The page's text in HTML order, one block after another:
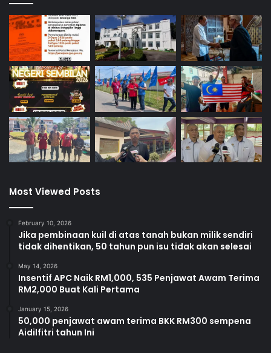
Most Viewed Posts
February 10, 2026
Jika pembinaan kuil di atas tanah bukan milik sendiri
tidak dihentikan, 50 tahun pun isu tidak akan selesai
May 14, 2026
Insentif APC Naik RM1,000, 535 Penjawat Awam Terima
RM2,000 Buat Kali Pertama
January 15, 2026
50,000 penjawat awam terima BKK RM300 sempena
Aidilfitri tahun Ini